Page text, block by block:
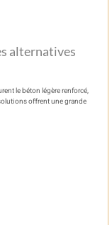
alternatives
le béton légère renforcé,
offrent une grande